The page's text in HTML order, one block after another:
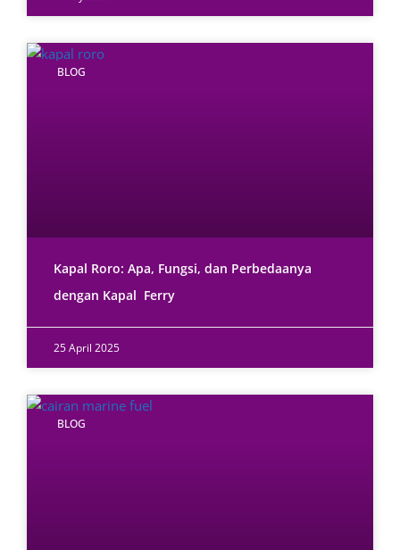
BLOG
Kapal Roro: Apa, Fungsi, dan Perbedaanya
dengan Kapal Ferry
25 April 2025
BLOG